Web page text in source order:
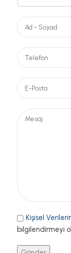
Kişisel
bilgilendirmeyi